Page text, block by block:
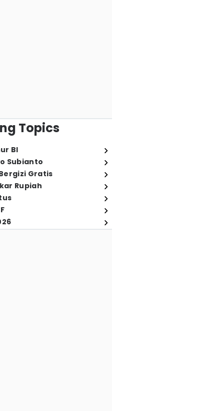
Topics
BI
Subianto
Gratis
Rupiah